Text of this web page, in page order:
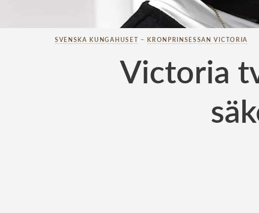
SVENSKA KUNGAHUSET – KRONPRINSESSAN VICTORIA
Victoria